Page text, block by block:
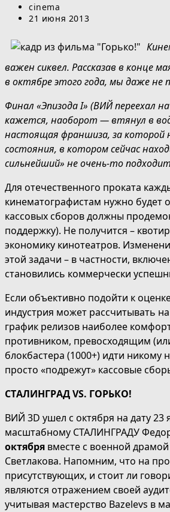
Автор
записи:
cinema
Запись
21 июня 2013
важен сиквел. Рассказав в конце
в октябре этого года, мы даже не
Финал «Эпизода I» (ВИЙ переехал
кажется, наоборот — втянул в
настоящая франшиза, за которой
состояния, в котором сейчас
сильнейший» не очень-то
Для отечественного проката
кинематографистам нужно будет
кассовых сборов должны
поддержку). Не получится –
экономику кинотеатров.
этой задачи – в частности,
становились коммерчески
Если объективно подойти к
индустрия может рассчитывать
график релизов наиболее
противником, превосходящим
блокбастера (1000+) идти
просто «подрежут» кассовые
СТАЛИНГРАДVS. ГОРЬКО!
ВИЙ 3D ушел с октября на дату 23
масштабному СТАЛИНГРАДУ
октября вместе с военной
Светлакова. Напомним, что на
присутствующих, и стоит ли
являются отражением своей
учитывая мастерство Bazelevs в